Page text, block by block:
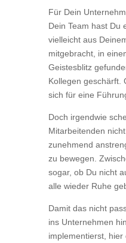
Für Dein
Dein Team hast Du
vielleicht aus
mitgebracht, in
Geistesblitz
Kollegen geschärft.
sich für eine
Doch irgendwie
Mitarbeitenden
zunehmend
zu bewegen.
sogar, ob Du nicht
alle wieder Ruhe
Damit das nicht
ins Unternehmen
implementierst,